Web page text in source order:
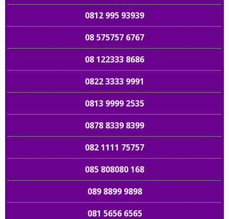
0812 995 93939
08 575757 6767
08 122333 8686
0822 3333 9991
0813 9999 2535
0878 8339 8399
082 1111 75757
085 808080 168
089 8899 9898
081 5656 6565